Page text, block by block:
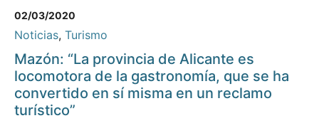
02/03/2020
Noticias, Turismo
Mazón: “La provincia de Alicante es
locomotora de la gastronomía, que se ha
convertido en sí misma en un reclamo
turístico”